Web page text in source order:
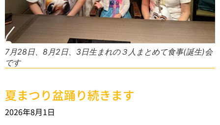
7月28日、8月2日、3日生まれの３人まとめて食事(誕生)会
です
夏まつり盆踊り続きます
2026年8月1日